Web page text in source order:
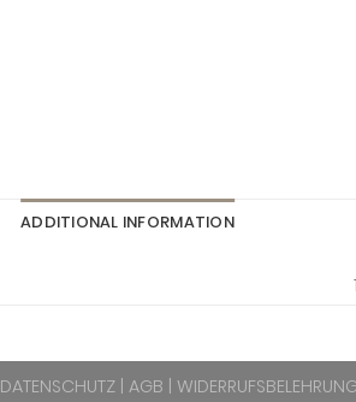
ADDITIONAL INFORMATION
DATENSCHUTZ| AGB